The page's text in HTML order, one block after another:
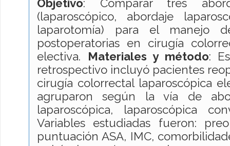
Objetivo: Comparar tres
(laparoscópico, abordaje
laparotomía) para el manejo
postoperatorias en cirugía
electiva. Materiales y método:
retrospectivo incluyó pacientes
cirugía colorrectal laparoscópica
agruparon según la vía de
laparoscópica, laparoscópica
Variables estudiadas fueron:
puntuación ASA, IMC,